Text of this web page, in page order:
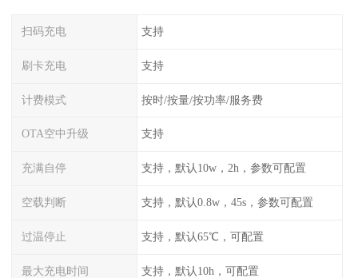
扫码充电 支持
刷卡充电 支持
计费模式 按时/按量/按功率/服务费
OTA空中升级 支持
充满自停 支持，默认10w，2h，参数可配置
空载判断 支持，默认0.8w，45s，参数可配置
过温停止 支持，默认65℃，可配置
最大充电时间 支持，默认10h，可配置